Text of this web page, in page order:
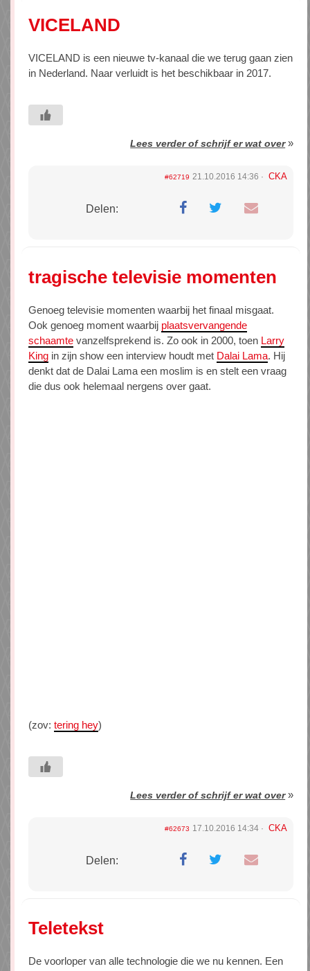
VICELAND
VICELAND is een nieuwe tv-kanaal die we terug gaan zien
in Nederland. Naar verluidt is het beschikbaar in 2017.
Lees verder of schrijf er wat over»
#62719 21.10.2016 14:36 CKA
Delen:
tragische televisie momenten
Genoeg televisie momenten waarbij het finaal misgaat.
Ook genoeg moment waarbij plaatsvervangende
schaamte vanzelfsprekend is. Zo ook in 2000, toen Larry
King in zijn show een interview houdt met Dalai Lama. Hij
denkt dat de Dalai Lama een moslim is en stelt een vraag
die dus ook helemaal nergens over gaat.
(zov: tering hey)
Lees verder of schrijf er wat over»
#62673 17.10.2016 14:34 CKA
Delen:
Teletekst
De voorloper van alle technologie die we nu kennen. Een